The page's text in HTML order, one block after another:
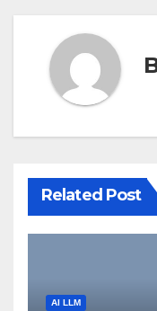
ン
Related Post
AI LLM